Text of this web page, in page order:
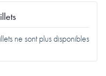
ne sont plus disponibles